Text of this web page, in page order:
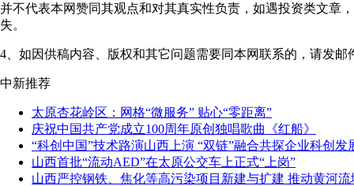
并不代表本网赞同其观点和对其真实性负责，如遇投资类文章
失。
4、如因供稿内容、版权和其它问题需要同本网联系的，请发邮
中新推荐
太原杏花岭区：网格“微服务” 贴心“零距离”
庆祝中国共产党成立100周年原创独唱歌曲《红船》
“科创中国”技术路演山西上演 “双链”融合共探企业科创发
山西首批“流动AED”在太原公交车上正式“上岗”
山西严控钢铁、焦化等高污染项目新建与扩建 推动黄河